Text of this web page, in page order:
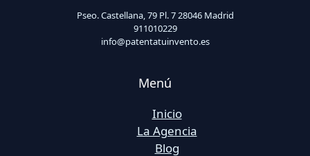
Pseo. Castellana, 79 Pl. 7 28046 Madrid
911010229
info@patentatuinvento.es
Menú
Inicio
La Agencia
Blog